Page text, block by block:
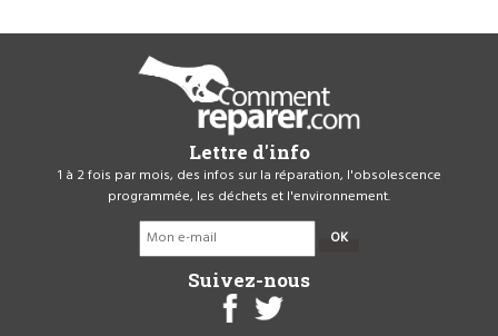
Lettre d'info
1 à 2 fois par mois, des infos sur la réparation, l'obsolescence
programmée, les déchets et l'environnement.
OK
Suivez-nous